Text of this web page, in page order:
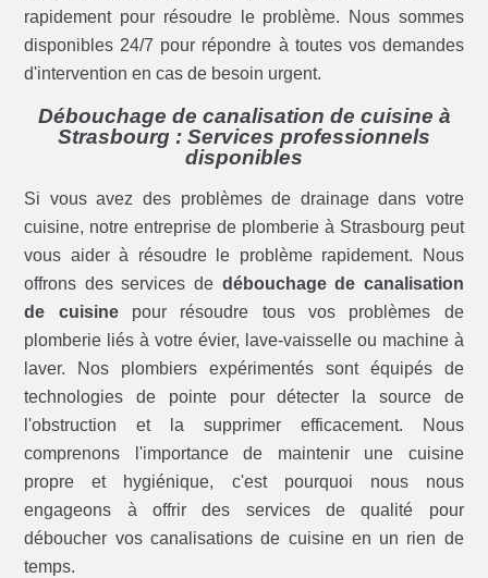
rapidement pour résoudre le problème. Nous sommes
disponibles 24/7 pour répondre à toutes vos demandes
d'intervention en cas de besoin urgent.
Débouchage de canalisation de cuisine à
Strasbourg : Services professionnels
disponibles
Si vous avez des problèmes de drainage dans votre
cuisine, notre entreprise de plomberie à Strasbourg peut
vous aider à résoudre le problème rapidement. Nous
offrons des services de débouchage de canalisation
de cuisinepour résoudre tous vos problèmes de
plomberie liés à votre évier, lave-vaisselle ou machine à
laver. Nos plombiers expérimentés sont équipés de
technologies de pointe pour détecter la source de
l'obstruction et la supprimer efficacement. Nous
comprenons l'importance de maintenir une cuisine
propre et hygiénique, c'est pourquoi nous nous
engageons à offrir des services de qualité pour
déboucher vos canalisations de cuisine en un rien de
temps.